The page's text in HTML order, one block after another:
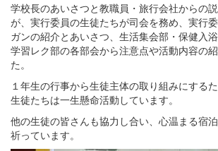
学校長のあいさつと教職員・旅行会社からの
が、実行委員の生徒たちが司会を務め、実行
ガンの紹介とあいさつ、生活集会部・保健入
学習レク部の各部会から注意点や活動内容の
た。
１年生の行事から生徒主体の取り組みにする
生徒たちは一生懸命活動しています。
他の生徒の皆さんも協力し合い、心温まる宿
祈っています。